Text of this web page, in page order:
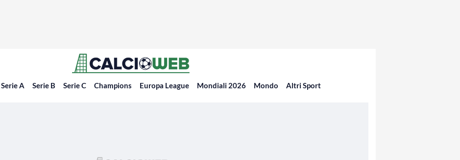
Serie A Serie B Serie C Champions Europa League Mondiali 2026 Mondo Altri Sport